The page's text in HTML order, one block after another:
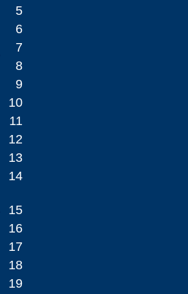
5
6
7
8
9
10
11
12
13
14
15
16
17
18
19